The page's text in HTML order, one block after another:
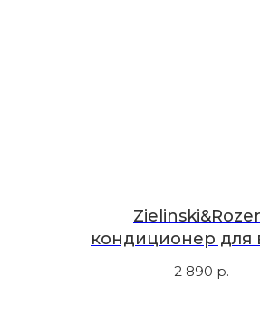
кондиционер для
табак, кедр, перец,
2 890 р.